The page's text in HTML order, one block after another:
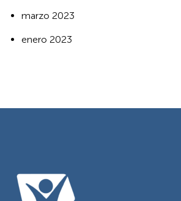
marzo 2023
enero 2023